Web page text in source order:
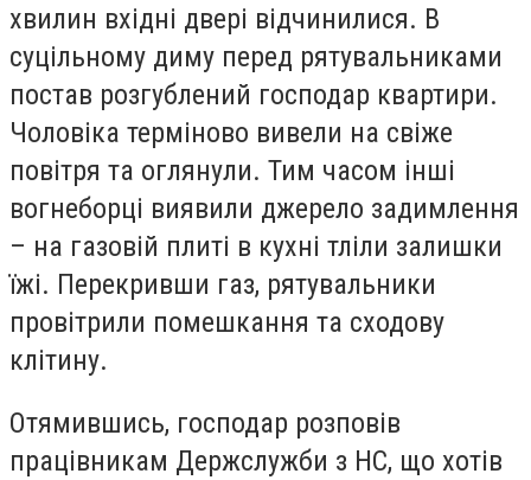
хвилин вхідні двері відчинилися. В
суцільному диму перед рятувальниками
постав розгублений господар квартири.
Чоловіка терміново вивели на свіже
повітря та оглянули. Тим часом інші
вогнеборці виявили джерело задимлення
– на газовій плиті в кухні тліли залишки
їжі. Перекривши газ, рятувальники
провітрили помешкання та сходову
клітину.
Отямившись, господар розповів
працівникам Держслужби з НС, що хотів